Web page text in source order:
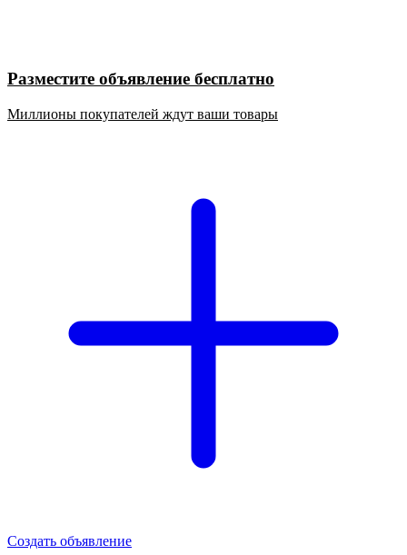
Разместите объявление бесплатно
Миллионы покупателей ждут ваши товары
Создать объявление